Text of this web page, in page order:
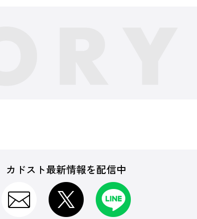
カドスト最新情報を配信中